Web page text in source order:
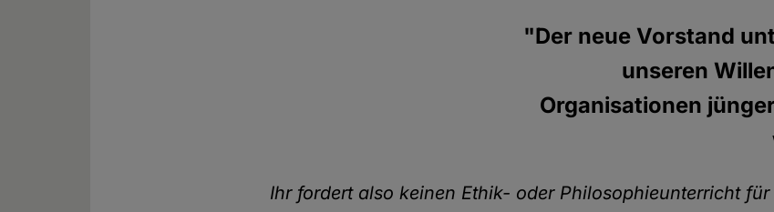
"Der neue Vorstand
unseren
Organisationen
Ihr fordert also keinen Ethik- oder Philosophieunterricht